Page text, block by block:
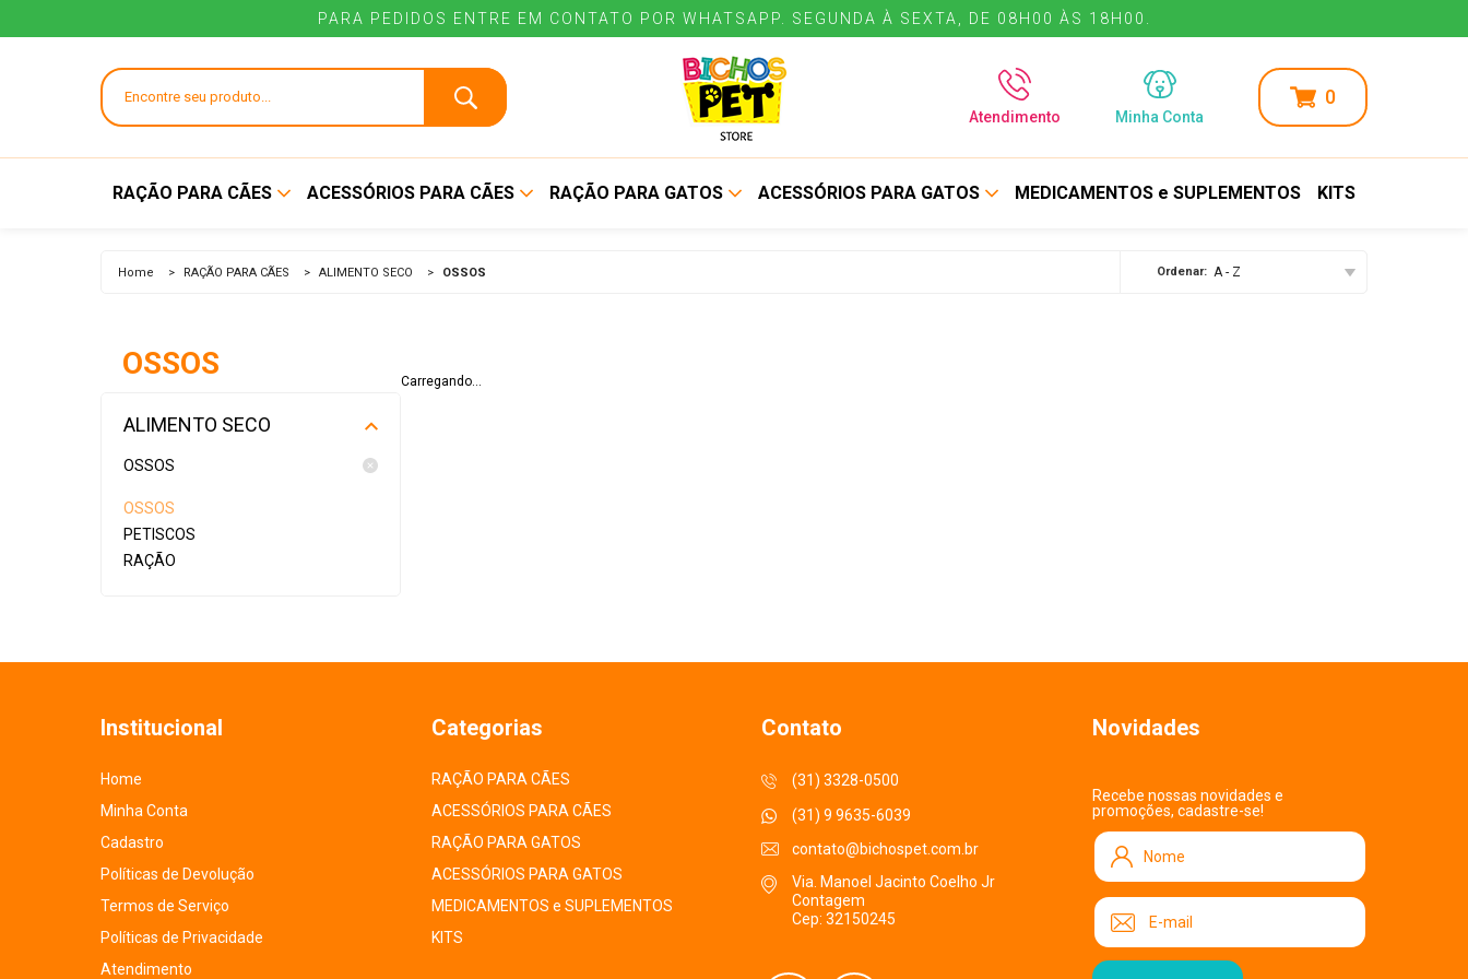
PARA PEDIDOS ENTRE EM CONTATO POR WHATSAPP. SEGUNDA À SEXTA, DE 08H00 ÀS 18H00.
Atendimento Minha Conta
0
RAÇÃO PARA CÃES
ALIMENTO SECO
ACESSÓRIOS PARA CÃES
BEBEDOUROS E
COMEDOUROS
RAÇÃO PARA GATOS ACESSÓRIOS PARA GATOS MEDICAMENTOS e SUPLEMENTOS KITS
Home > RAÇÃO PARA CÃES > ALIMENTO SECO > OSSOS Ordenar: A - Z
ALIMENTO SECO
OSSOS
OSSOS
PETISCOS
RAÇÃO
OSSOS Carregando...
Institucional
Home
Minha Conta
Cadastro
Políticas de Devolução
Termos de Serviço
Políticas de Privacidade
Atendimento
Categorias
RAÇÃO PARA CÃES
ACESSÓRIOS PARA CÃES
RAÇÃO PARA GATOS
ACESSÓRIOS PARA GATOS
MEDICAMENTOS e SUPLEMENTOS
KITS
Contato
(31) 3328-0500
(31) 9 9635-6039
contato@bichospet.com.br
Via. Manoel Jacinto Coelho Jr
Contagem
Cep: 32150245
Novidades
Recebe nossas novidades e
promoções, cadastre-se!